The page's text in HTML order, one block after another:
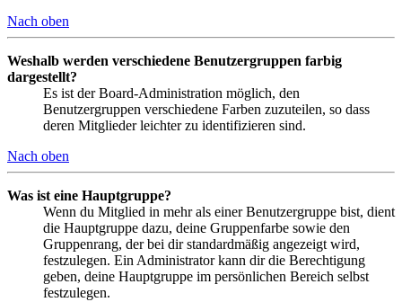
Nach oben
Weshalb werden verschiedene Benutzergruppen farbig
dargestellt?
Es ist der Board-Administration möglich, den
Benutzergruppen verschiedene Farben zuzuteilen, so dass
deren Mitglieder leichter zu identifizieren sind.
Nach oben
Was ist eine Hauptgruppe?
Wenn du Mitglied in mehr als einer Benutzergruppe bist, dient
die Hauptgruppe dazu, deine Gruppenfarbe sowie den
Gruppenrang, der bei dir standardmäßig angezeigt wird,
festzulegen. Ein Administrator kann dir die Berechtigung
geben, deine Hauptgruppe im persönlichen Bereich selbst
festzulegen.